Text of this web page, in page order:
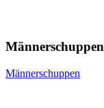
Männerschuppen
Männerschuppen